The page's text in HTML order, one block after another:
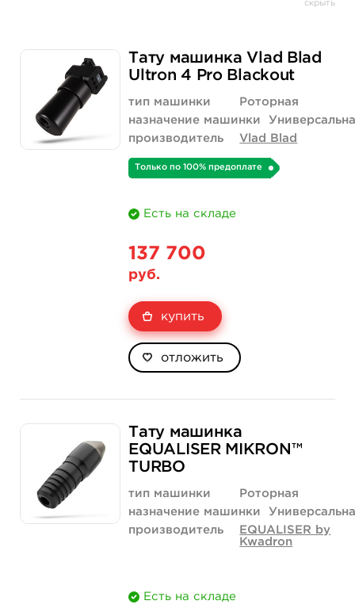
скрыть
Тату машинка Vlad Blad
Ultron 4 Pro Blackout
тип машинки
Роторная
назначение машинки
производитель
Vlad Blad
Только по 100% предоплате
Есть на складе
137 700
руб.
купить
отложить
Тату машинка
EQUALISER MIKRON™
TURBO
тип машинки
Роторная
назначение машинки
производитель
EQUALISER by
Kwadron
Есть на складе